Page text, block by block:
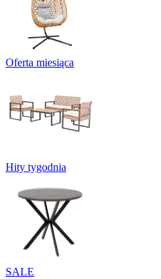
Oferta miesiąca
Hity tygodnia
SALE